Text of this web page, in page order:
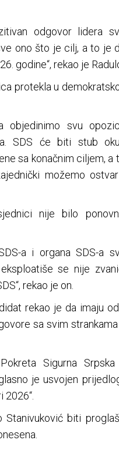
odgovor lidera
ono što je cilj, a to je
godine“, rekao je
protekla u
objedinimo svu
SDS će biti stub
sa konačnim ciljem, a
možemo
nije bilo
a i organa SDS-a
se nije
rekao je on.
rekao je da imaju
sa svim
Sigurna
je usvojen
2026“.
biti